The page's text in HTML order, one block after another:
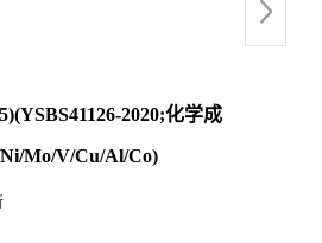
2020;化学成
Mo/V/Cu/Al/Co)